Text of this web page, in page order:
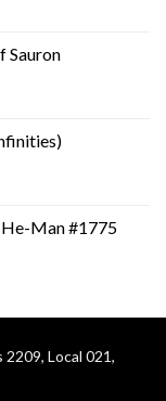
Sauron
Man #1775
2209, Local 021,